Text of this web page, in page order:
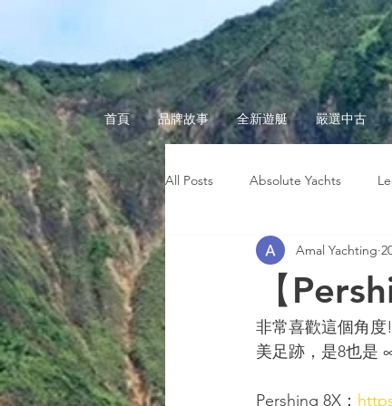
首頁 品牌故事 全新遊艇 嚴選中古
All Posts Absolute Yachts
台灣玩遊艇 海上趣聞
【
Amal Yachting
非常喜歡這個角度
美足跡，是8也是
Pershing 8X：